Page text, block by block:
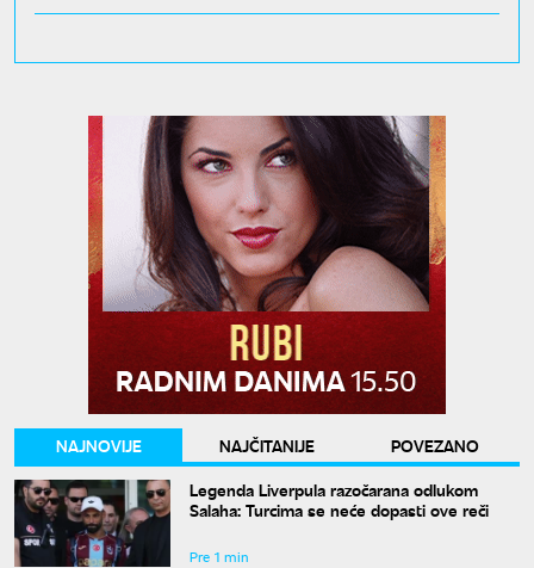
NAJNOVIJE NAJČITANIJE
POVEZANO
Legenda Liverpula razočarana odlukom
Salaha: Turcima se neće dopasti ove reči
Pre 1 min